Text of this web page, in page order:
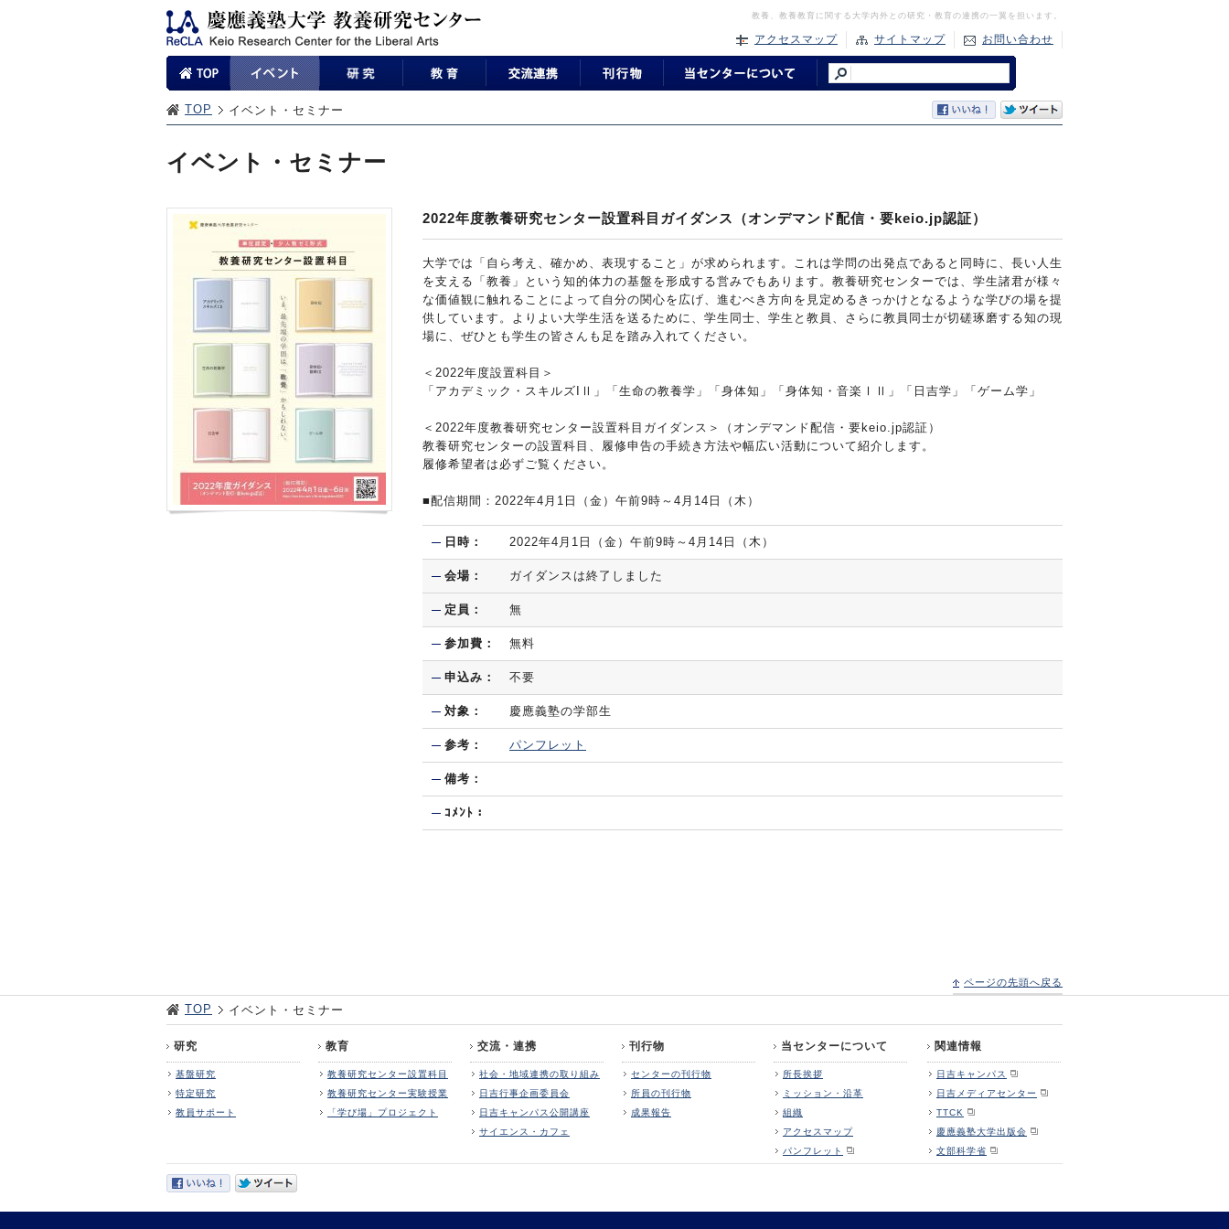
教養、教養教育に関する大学内外との研究・教育の連携の一翼を担います。
アクセスマップ サイトマップ お問い合わせ
TOP イベント・セミナー
イベント・セミナー
2022年度教養研究センター設置科目ガイダンス（オンデマンド配信・要keio.jp認証）
大学では「自ら考え、確かめ、表現すること」が求められます。これは学問の出発点であると同時に、長い人生
を支える「教養」という知的体力の基盤を形成する営みでもあります。教養研究センターでは、学生諸君が様々
な価値観に触れることによって自分の関心を広げ、進むべき方向を見定めるきっかけとなるような学びの場を提
供しています。よりよい大学生活を送るために、学生同士、学生と教員、さらに教員同士が切磋琢磨する知の現
場に、ぜひとも学生の皆さんも足を踏み入れてください。
＜2022年度設置科目＞
「アカデミック・スキルズIⅡ」「生命の教養学」「身体知」「身体知・音楽ⅠⅡ」「日吉学」「ゲーム学」
＜2022年度教養研究センター設置科目ガイダンス＞（オンデマンド配信・要keio.jp認証）
教養研究センターの設置科目、履修申告の手続き方法や幅広い活動について紹介します。
履修希望者は必ずご覧ください。
■配信期間：2022年4月1日（金）午前9時～4月14日（木）
日時： 2022年4月1日（金）午前9時～4月14日（木）
会場： ガイダンスは終了しました
定員： 無
参加費： 無料
申込み： 不要
対象： 慶應義塾の学部生
参考： パンフレット
備考：
ｺﾒﾝﾄ：
ページの先頭へ戻る
TOP イベント・セミナー
研究
基盤研究
特定研究
教員サポート
教育
教養研究センター設置科目
教養研究センター実験授業
「学び場」プロジェクト
交流・連携
社会・地域連携の取り組み
日吉行事企画委員会
日吉キャンパス公開講座
サイエンス・カフェ
刊行物
センターの刊行物
所員の刊行物
成果報告
当センターについて
所長挨拶
ミッション・沿革
組織
アクセスマップ
パンフレット
関連情報
日吉キャンパス
日吉メディアセンター
TTCK
慶應義塾大学出版会
文部科学省